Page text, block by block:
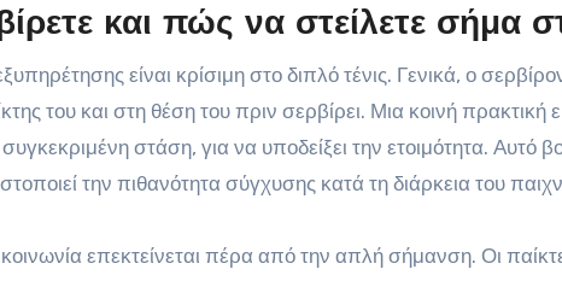
και πώς να στείλετε σήμα
είναι κρίσιμη στο διπλό τένις. Γενικά, ο
του και στη θέση του πριν σερβίρει. Μια κοινή πρακτική
στάση, για να υποδείξει την ετοιμότητα. Αυτό
την πιθανότητα σύγχυσης κατά τη διάρκεια του
επεκτείνεται πέρα από την απλή σήμανση. Οι